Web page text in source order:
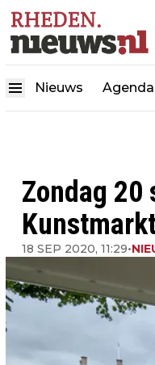
Nieuws Agenda
Zondag 20
18 SEP 2020, 11:29•